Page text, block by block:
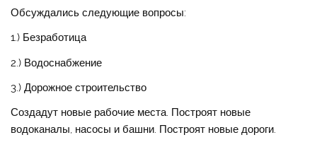
Обсуждались следующие вопросы:
1.) Безработица
2.) Водоснабжение
3.) Дорожное строительство
Создадут новые рабочие места. Построят новые
водоканалы, насосы и башни. Построят новые дороги.